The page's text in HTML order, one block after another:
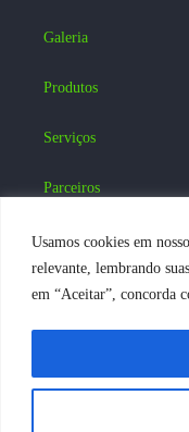
Usamos cookies em
relevante, lembrando
em “Aceitar”, concorda
Galeria
Produtos
Serviços
Parceiros
Blog
Contatos
Acesse nossas Redes